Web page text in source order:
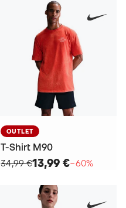
OUTLET
T-Shirt M90
34,99 €13,99 €−60%